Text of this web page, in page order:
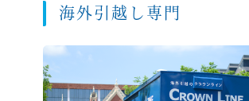
海外引越し専門